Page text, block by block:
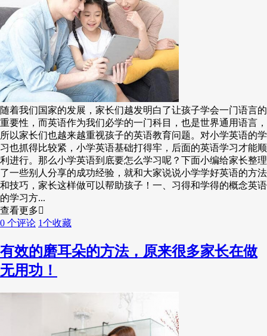
随着我们国家的发展，家长们越发明白了让孩子学会一门语言的
重要性，而英语作为我们必学的一门科目，也是世界通用语言，
所以家长们也越来越重视孩子的英语教育问题。对小学英语的学
习也抓得比较紧，小学英语基础打得牢，后面的英语学习才能顺
利进行。那么小学英语到底要怎么学习呢？下面小编给家长整理
了一些别人分享的成功经验，就和大家说说小学学好英语的方法
和技巧，家长这样做可以帮助孩子！一、习得和学得的概念英语
的学习方...
查看更多
0 个评论 1个收藏
有效的磨耳朵的方法，原来很多家长在做
无用功！